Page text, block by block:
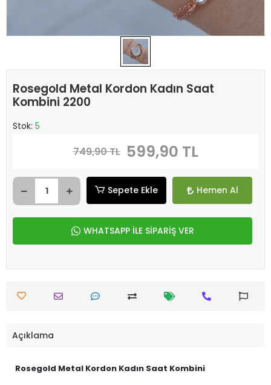
Rosegold Metal Kordon Kadın Saat
Kombini 2200
Stok: 5
749,90 TL 599,90 TL
Sepete Ekle Hemen Al
WHATSAPP İLE SİPARİŞ VER
Açıklama
Rosegold Metal Kordon Kadın Saat Kombini